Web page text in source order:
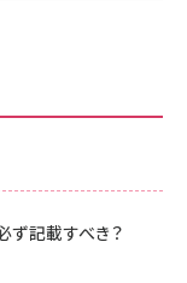
記載すべき？